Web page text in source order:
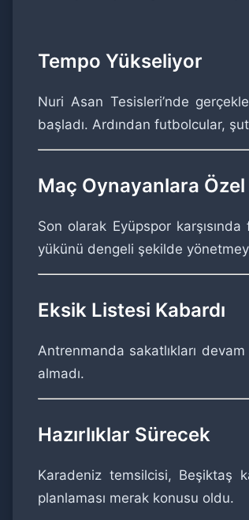
Tempo Yükseliyor
Nuri Asan Tesisleri’nde
başladı. Ardından futbolcular,
Maç Oynayanlara
Son olarak Eyüpspor
yükünü dengeli şekilde
Eksik Listesi Kabardı
Antrenmanda sakatlıkları
almadı.
Hazırlıklar Sürecek
Karadeniz temsilcisi, Beşiktaş
planlaması merak konusu oldu.